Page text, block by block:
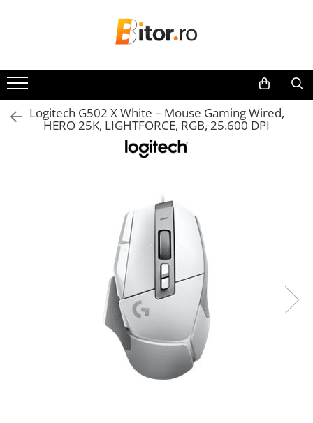
Laptop , PC, Tablete
Laptop-uri
Laptop-uri Gaming
Laptop-uri Workstation
Imprimante, Scannere,
Imprimante & Multifuncționale
Imprimanta Laser Color
Imprimanta Laser Mono
Logitech G502 X White – Mouse Gaming Wired,
HERO 25K, LIGHTFORCE, RGB, 25.600 DPI